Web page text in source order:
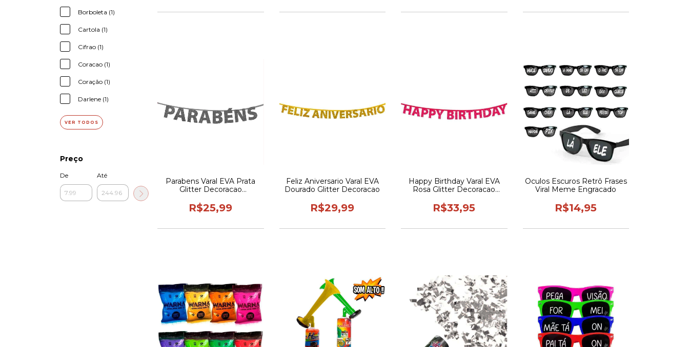
Borboleta (1)
Cartola (1)
Cifrao (1)
Coracao (1)
Coração (1)
Darlene (1)
VER TODOS
Preço
De Até
Parabens Varal EVA Prata
Glitter Decoracao
R$25,99
Feliz Aniversario Varal EVA
Dourado Glitter Decoracao
R$29,99
Happy Birthday Varal EVA
Rosa Glitter Decoracao
R$33,95
Oculos Escuros Retrô Frases
Viral Meme Engracado
R$14,95